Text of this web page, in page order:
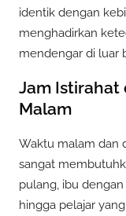
identik dengan
menghadirkan
mendengar di luar
Jam Istirahat
Malam
Waktu malam dan
sangat
pulang, ibu
hingga pelajar